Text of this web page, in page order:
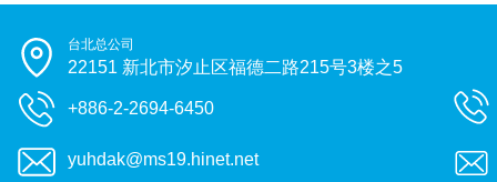
台北总公司
22151 新北市汐止区福德二路215号3楼之5
+886-2-2694-6450
yuhdak@ms19.hinet.net